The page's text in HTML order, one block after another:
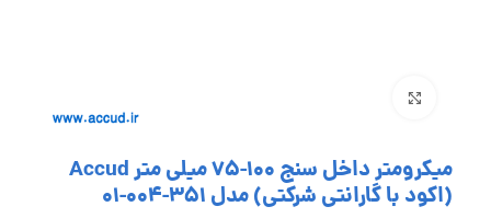
میکرومتر داخل سنج 100-75 میلی متر Accud
(اکود با گارانتی شرکتی) مدل 351-004-01